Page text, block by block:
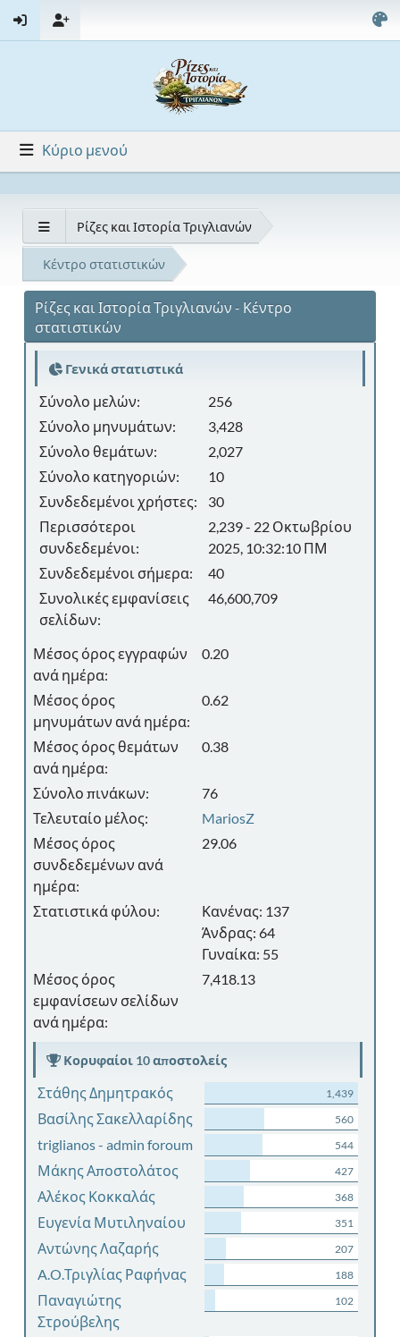
Κύριο μενού
Ρίζες και Ιστορία Τριγλιανών
Κέντρο στατιστικών
Ρίζες και Ιστορία Τριγλιανών - Κέντρο
στατιστικών
Γενικά στατιστικά
Σύνολο μελών:
256
Σύνολο μηνυμάτων:
3,428
Σύνολο θεμάτων:
2,027
Σύνολο κατηγοριών:
10
Συνδεδεμένοι χρήστες:
30
Περισσότεροι
συνδεδεμένοι:
2,239 - 22 Οκτωβρίου
2025, 10:32:10 ΠΜ
Συνδεδεμένοι σήμερα:
40
Συνολικές εμφανίσεις
σελίδων:
46,600,709
Μέσος όρος εγγραφών
ανά ημέρα:
0.20
Μέσος όρος
μηνυμάτων ανά ημέρα:
0.62
Μέσος όρος θεμάτων
ανά ημέρα:
0.38
Σύνολο πινάκων:
76
Τελευταίο μέλος:
MariosZ
Μέσος όρος
συνδεδεμένων ανά
ημέρα:
29.06
Στατιστικά φύλου:
Κανένας: 137
Άνδρας: 64
Γυναίκα: 55
Μέσος όρος
εμφανίσεων σελίδων
ανά ημέρα:
7,418.13
Κορυφαίοι 10 αποστολείς
Στάθης Δημητρακός 1,439
Βασίλης Σακελλαρίδης 560
triglianos - admin foroum 544
Μάκης Αποστολάτος 427
Αλέκος Κοκκαλάς 368
Ευγενία Μυτιληναίου 351
Αντώνης Λαζαρής 207
A.O.Τριγλίας Ραφήνας 188
Παναγιώτης
Στρούβελης
102